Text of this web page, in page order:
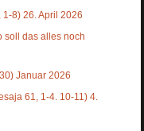
8) 26. April 2026
soll das alles noch
Januar 2026
61, 1-4. 10-11) 4.